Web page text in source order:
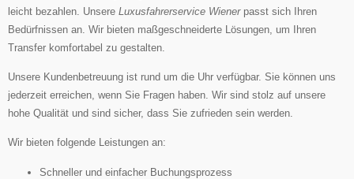
leicht bezahlen. Unsere Luxusfahrerservice Wienerpasst sich Ihren
Bedürfnissen an. Wir bieten maßgeschneiderte Lösungen, um Ihren
Transfer komfortabel zu gestalten.
Unsere Kundenbetreuung ist rund um die Uhr verfügbar. Sie können uns
jederzeit erreichen, wenn Sie Fragen haben. Wir sind stolz auf unsere
hohe Qualität und sind sicher, dass Sie zufrieden sein werden.
Wir bieten folgende Leistungen an:
Schneller und einfacher Buchungsprozess